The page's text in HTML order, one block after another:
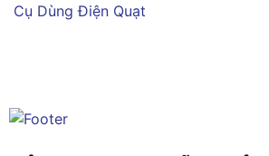
Cụ Dùng Điện Quạt